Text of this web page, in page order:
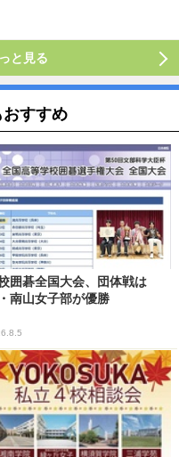
と見る
すすめ
囲碁全国大会、団体戦は
南山女子部が優勝